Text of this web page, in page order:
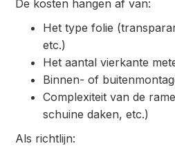
De kosten hangen af van:
Het type folie
etc.)
Het aantal vierkante
Binnen- of
Complexiteit van de
schuine daken, etc.)
Als richtlijn: